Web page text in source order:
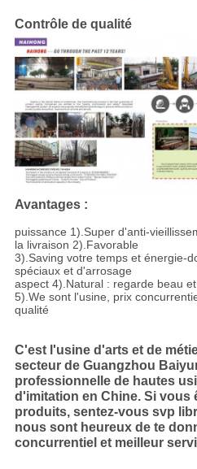
Contrôle de qualité
Avantages :
puissance 1).Super d'anti-
la livraison 2).Favorable
3).Saving votre temps et énergie-
spéciaux et d'arrosage
aspect 4).Natural : regarde beau
5).We sont l'usine, prix
qualité
C'est l'usine d'arts et de
secteur de Guangzhou
professionnelle de hautes
d'imitation en Chine. Si vous
produits, sentez-vous svp
nous sont heureux de te
concurrentiel et meilleur